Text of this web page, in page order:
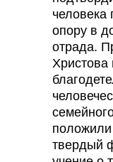
человека
опору в
отрада.
Христова
положили
твердый